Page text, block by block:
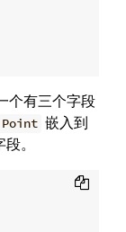
个有三个字段
Point 嵌入到
。